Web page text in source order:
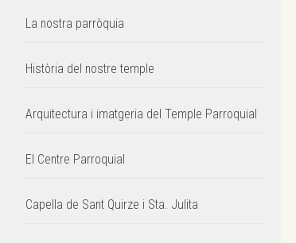
La nostra parròquia
Història del nostre temple
Arquitectura i imatgeria del Temple Parroquial
El Centre Parroquial
Capella de Sant Quirze i Sta. Julita